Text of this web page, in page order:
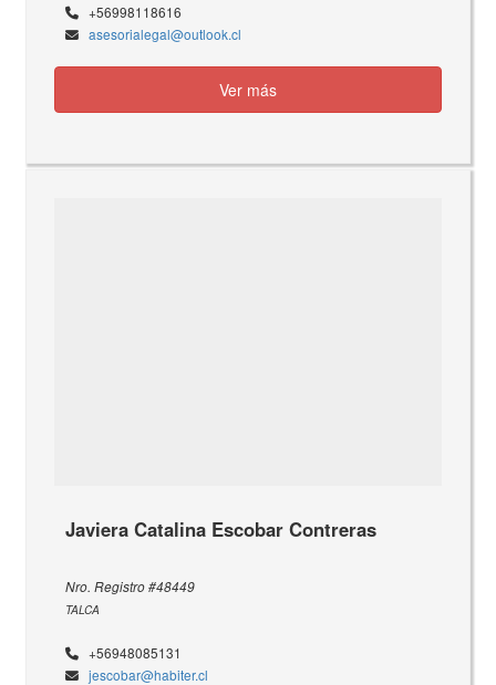
+56998118616
asesorialegal@outlook.cl
Ver más
Javiera Catalina Escobar Contreras
Nro. Registro #48449
TALCA
+56948085131
jescobar@habiter.cl